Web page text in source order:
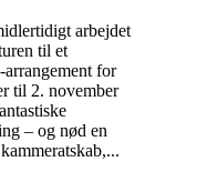
arbejdet
til et
for
til 2. november
– og nød en